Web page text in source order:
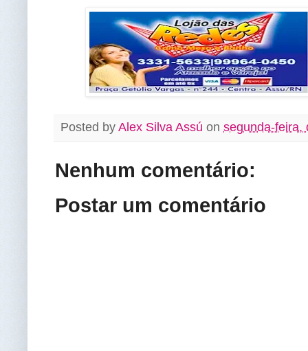
Posted by Alex Silva Assú on segunda-feira,
Nenhum comentário:
Postar um comentário